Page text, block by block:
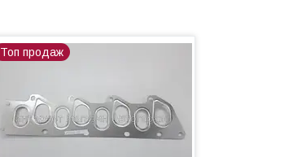
Топ продаж